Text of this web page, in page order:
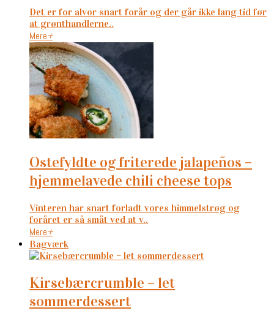
Det er for alvor snart forår og der går ikke lang tid før
at grønthandlerne..
Mere+
ostefyldte og friterede jalapeños –
hjemmelavede chili cheese tops
Vinteren har snart forladt vores himmelstrøg og
foråret er så småt ved at v..
Mere+
Bagværk
kirsebærcrumble – let
sommerdessert